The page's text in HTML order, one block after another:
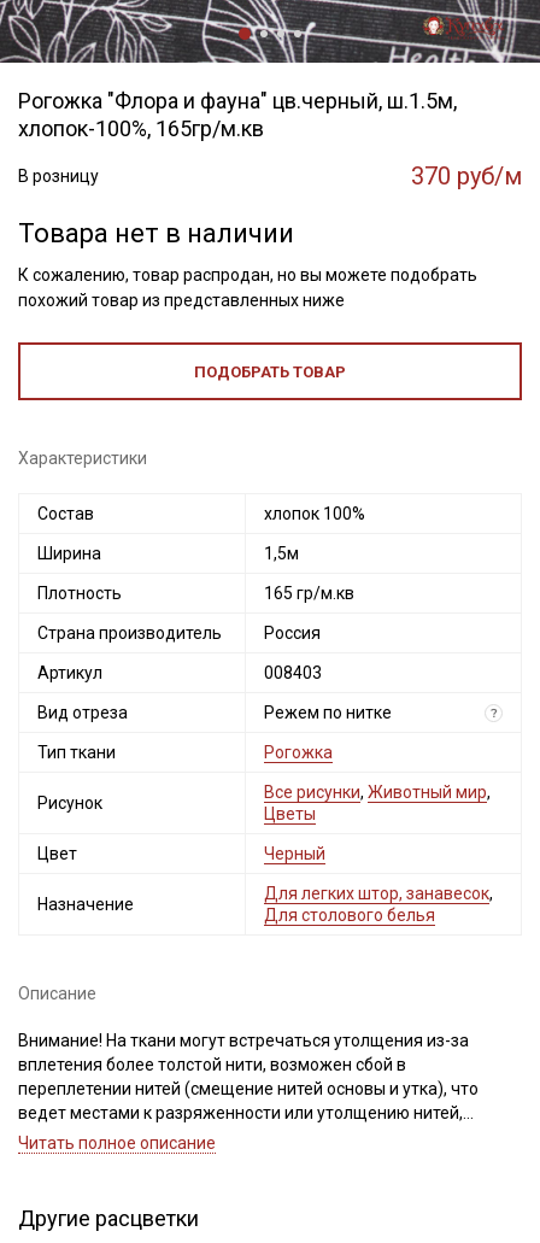
Рогожка "Флора и фауна" цв.черный, ш.1.5м,
хлопок-100%, 165гр/м.кв
В розницу 370 руб/м
Товара нет в наличии
К сожалению, товар распродан, но вы можете подобрать
похожий товар из представленных ниже
ПОДОБРАТЬ ТОВАР
Характеристики
Состав хлопок 100%
Ширина 1,5м
Плотность 165 гр/м.кв
Страна производитель Россия
Артикул 008403
Вид отреза Режем по нитке ?
Тип ткани Рогожка
Рисунок
Все рисунки, Животный мир,
Цветы
Цвет Черный
Назначение
Для легких штор, занавесок,
Для столового белья
Описание
Внимание! На ткани могут встречаться утолщения из-за
вплетения более толстой нити, возможен сбой в
переплетении нитей (смещение нитей основы и утка), что
ведет местами к разряженности или утолщению нитей,
встречаются непрокрасы и вплетения нитей другого цвета,
данного вида ткани перечисленные дефекты допустимы и
браком не являются. Не вырезаем. Ширина ткани ±2см.
Читать полное описание
Другие расцветки